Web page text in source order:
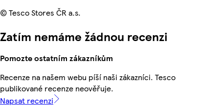
© Tesco Stores ČR a.s.
Zatím nemáme žádnou recenzi
Pomozte ostatním zákazníkům
Recenze na našem webu píší naši zákazníci. Tesco
publikované recenze neověřuje.
Napsat recenzi